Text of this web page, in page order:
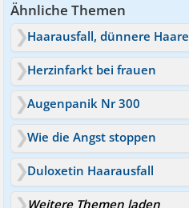
Ähnliche Themen
Haarausfall, dünnere Haare
Herzinfarkt bei frauen
Augenpanik Nr 300
Wie die Angst stoppen
Duloxetin Haarausfall
Weitere Themen laden